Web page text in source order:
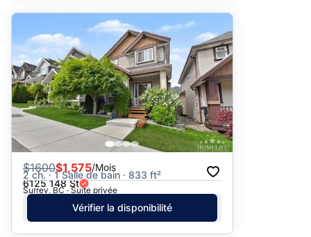
$1600$1,575/Mois
2 ch. · 1 Salle de bain · 833 ft²
6125 148 St
Surrey, BC · Suite privée
Vérifier la disponibilité